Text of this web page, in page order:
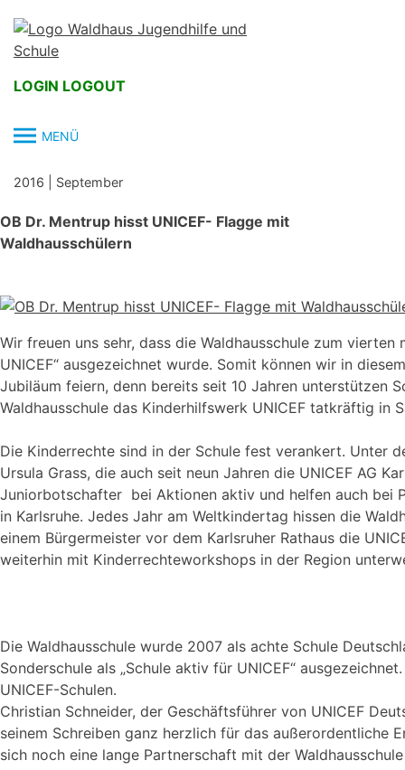
content
LOGIN LOGOUT
MENÜ
2016 September
OB Dr. Mentrup hisst UNICEF- Flagge mit
Waldhausschülern
Wir freuen uns sehr, dass die Waldhausschule zum vierten
UNICEF“ ausgezeichnet wurde. Somit können wir in
Jubiläum feiern, denn bereits seit 10 Jahren unterstützen
Waldhausschule das Kinderhilfswerk UNICEF tatkräftig in
Die Kinderrechte sind in der Schule fest verankert. Unter
Ursula Grass, die auch seit neun Jahren die UNICEF AG
Juniorbotschafter bei Aktionen aktiv und helfen auch bei
in Karlsruhe. Jedes Jahr am Weltkindertag hissen die
einem Bürgermeister vor dem Karlsruher Rathaus die
weiterhin mit Kinderrechteworkshops in der Region
Die Waldhausschule wurde 2007 als achte Schule
Sonderschule als „Schule aktiv für UNICEF“
UNICEF-Schulen.
Christian Schneider, der Geschäftsführer von UNICEF
seinem Schreiben ganz herzlich für das außerordentliche
sich noch eine lange Partnerschaft mit der